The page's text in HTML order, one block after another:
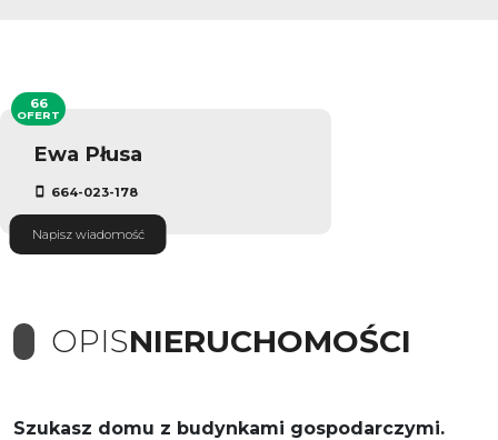
Ewa Płusa
664-023-178
Napisz wiadomość
66
OFERT
OPISNIERUCHOMOŚCI
Szukasz domu z budynkami gospodarczymi.